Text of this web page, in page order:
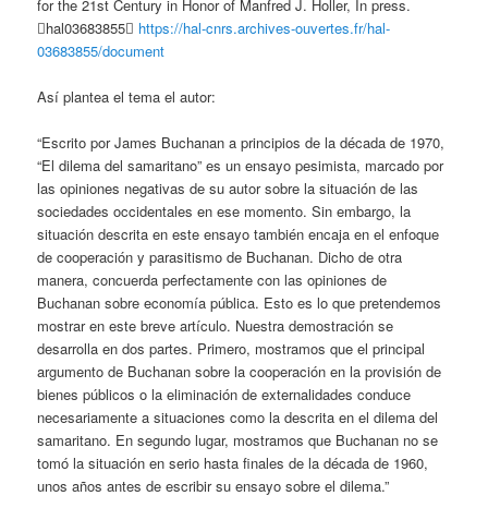
for the 21st Century in Honor of Manfred J. Holler, In press.
￿hal03683855￿ https://hal-cnrs.archives-ouvertes.fr/hal-
03683855/document
Así plantea el tema el autor:
“Escrito por James Buchanan a principios de la década de 1970,
“El dilema del samaritano” es un ensayo pesimista, marcado por
las opiniones negativas de su autor sobre la situación de las
sociedades occidentales en ese momento. Sin embargo, la
situación descrita en este ensayo también encaja en el enfoque
de cooperación y parasitismo de Buchanan. Dicho de otra
manera, concuerda perfectamente con las opiniones de
Buchanan sobre economía pública. Esto es lo que pretendemos
mostrar en este breve artículo. Nuestra demostración se
desarrolla en dos partes. Primero, mostramos que el principal
argumento de Buchanan sobre la cooperación en la provisión de
bienes públicos o la eliminación de externalidades conduce
necesariamente a situaciones como la descrita en el dilema del
samaritano. En segundo lugar, mostramos que Buchanan no se
tomó la situación en serio hasta finales de la década de 1960,
unos años antes de escribir su ensayo sobre el dilema.”